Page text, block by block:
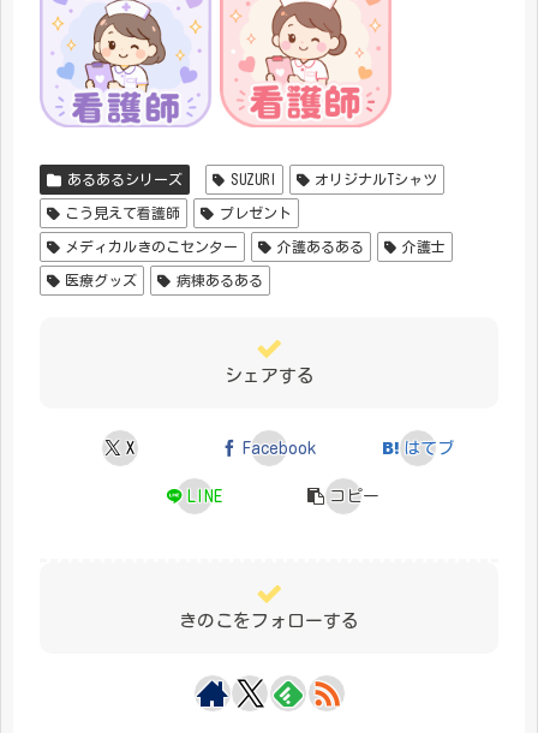
あるあるシリーズ SUZURI オリジナルTシャツ
こう見えて看護師 プレゼント
メディカルきのこセンター 介護あるある 介護士
医療グッズ 病棟あるある
シェアする
X Facebook はてブ
LINE コピー
きのこをフォローする